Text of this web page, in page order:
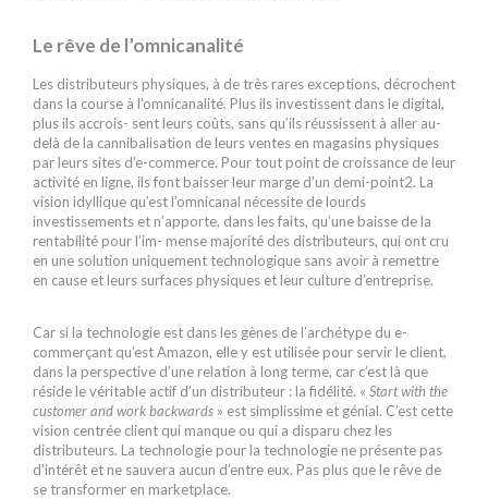
Le rêve de l’omnicanalité
Les distributeurs physiques, à de très rares exceptions, décrochent
dans la course à l’omnicanalité. Plus ils investissent dans le digital,
plus ils accrois- sent leurs coûts, sans qu’ils réussissent à aller au-
delà de la cannibalisation de leurs ventes en magasins physiques
par leurs sites d’e-commerce. Pour tout point de croissance de leur
activité en ligne, ils font baisser leur marge d’un demi-point2. La
vision idyllique qu’est l’omnicanal nécessite de lourds
investissements et n’apporte, dans les faits, qu’une baisse de la
rentabilité pour l’im- mense majorité des distributeurs, qui ont cru
en une solution uniquement technologique sans avoir à remettre
en cause et leurs surfaces physiques et leur culture d’entreprise.
Car si la technologie est dans les gènes de l’archétype du e-
commerçant qu’est Amazon, elle y est utilisée pour servir le client,
dans la perspective d’une relation à long terme, car c’est là que
réside le véritable actif d’un distributeur : la fidélité. « Start with the
customer and work backwards » est simplissime et génial. C’est cette
vision centrée client qui manque ou qui a disparu chez les
distributeurs. La technologie pour la technologie ne présente pas
d’intérêt et ne sauvera aucun d’entre eux. Pas plus que le rêve de
se transformer en marketplace.